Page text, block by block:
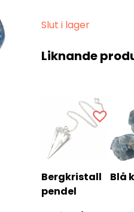
Slut i lager
Liknande
Bergkristall
pendel
Blå